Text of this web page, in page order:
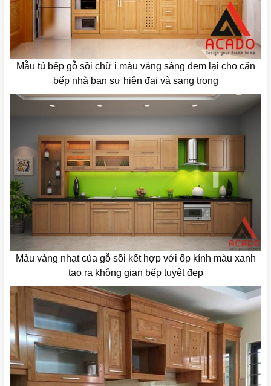
Mẫu tủ bếp gỗ sồi chữ i màu váng sáng đem lại cho căn
bếp nhà bạn sự hiện đại và sang trọng
Màu vàng nhạt của gỗ sồi kết hợp với ốp kính màu xanh
tạo ra không gian bếp tuyệt đẹp